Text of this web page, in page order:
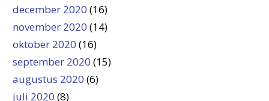
december 2020 (16)
november 2020 (14)
oktober 2020 (16)
september 2020 (15)
augustus 2020 (6)
juli 2020 (8)